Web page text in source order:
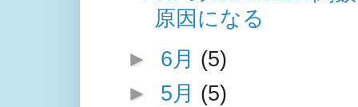
原因になる
► 6月 (5)
► 5月 (5)